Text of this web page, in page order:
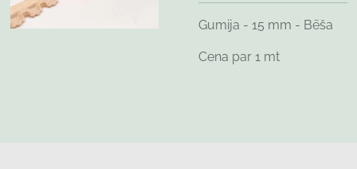
Gumija - 15 mm - Bēša
Cena par 1 mt